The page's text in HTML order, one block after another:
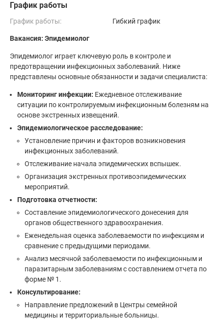
График работы
График работы: Гибкий график
Вакансия: Эпидемиолог
Эпидемиолог играет ключевую роль в контроле и
предотвращении инфекционных заболеваний. Ниже
представлены основные обязанности и задачи специалиста:
Мониторинг инфекции: Ежедневное отслеживание
ситуации по контролируемым инфекционным болезням на
основе экстренных извещений.
Эпидемиологическое расследование:
Установление причин и факторов возникновения
инфекционных заболеваний.
Отслеживание начала эпидемических вспышек.
Организация экстренных противоэпидемических
мероприятий.
Подготовка отчетности:
Составление эпидемиологического донесения для
органов общественного здравоохранения.
Еженедельная оценка заболеваемости по инфекциям и
сравнение с предыдущими периодами.
Анализ месячной заболеваемости по инфекционным и
паразитарным заболеваниям с составлением отчета по
форме № 1.
Консультирование:
Направление предложений в Центры семейной
медицины и территориальные больницы.